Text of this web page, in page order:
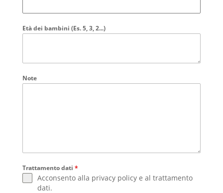
Età dei bambini (Es. 5, 3, 2...)
Note
Trattamento dati *
Acconsento alla privacy policye al trattamento
dati.